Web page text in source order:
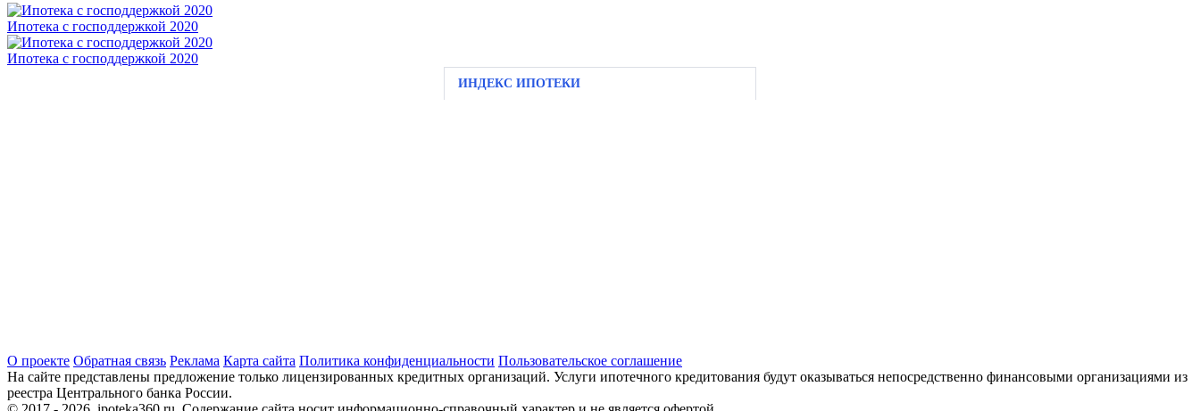
Ипотека с господдержкой 2020
Ипотека с господдержкой 2020
ИНДЕКС ИПОТЕКИ
О проекте Обратная связь Реклама Карта сайта Политика конфиденциальности Пользовательское соглашение
На сайте представлены предложение только лицензированных кредитных организаций. Услуги ипотечного кредитования будут оказываться непосредственно финансовыми организациями из
реестра Центрального банка России.